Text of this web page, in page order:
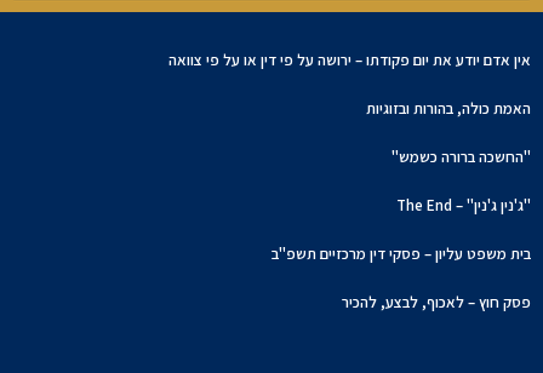
אין אדם יודע את יום פקודתו – ירושה על פי דין או על פי צוואה
האמת כולה, בהורות ובזוגיות
"החשכה ברורה כשמש"
"ג'נין ג'נין" – The End
בית משפט עליון – פסקי דין מרכזיים תשפ"ב
פסק חוץ – לאכוף, לבצע, להכיר